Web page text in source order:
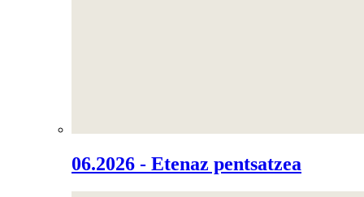
06.2026 - Etenaz pentsatzea